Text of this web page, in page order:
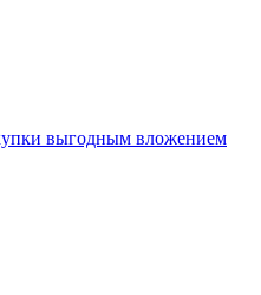
выгодным вложением